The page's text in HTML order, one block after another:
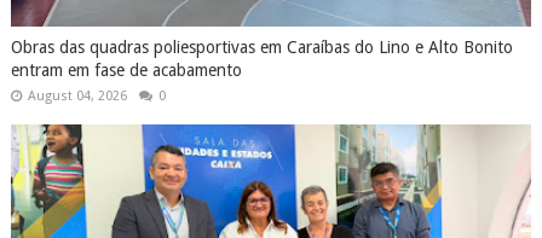
Obras das quadras poliesportivas em Caraíbas do Lino e Alto Bonito
entram em fase de acabamento
August 04, 2026 0